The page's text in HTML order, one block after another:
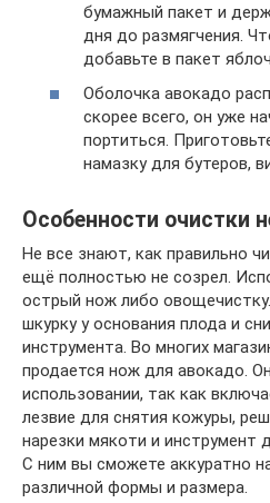
бумажный пакет и
дня до размягчения.
добавьте в пакет
Оболочка авокадо
скорее всего, он уже
портиться.
намазку для бутеров,
Особенности очистки
Не все знают, как правильно
ещё полностью не созрел.
острый нож либо
шкурку у основания плода и
инструмента. Во многих
продается нож для авокадо.
использовании, так как
лезвие для снятия кожуры,
нарезки мякоти и инструмент
С ним вы сможете аккуратно
различной формы и размера.